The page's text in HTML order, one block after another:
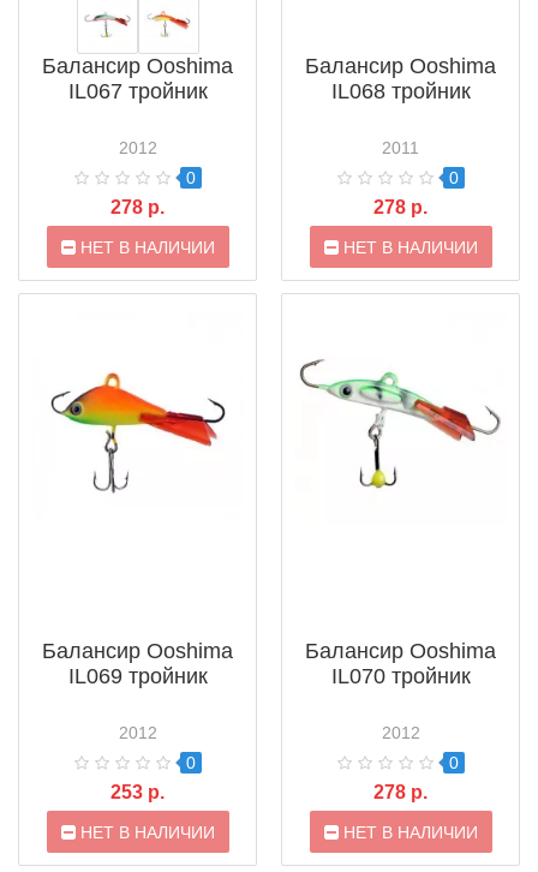
Балансир Ooshima
IL067 тройник
2012
0
278 р.
НЕТ В НАЛИЧИИ
Балансир Ooshima
IL068 тройник
2011
0
278 р.
НЕТ В НАЛИЧИИ
Балансир Ooshima
IL069 тройник
2012
0
253 р.
НЕТ В НАЛИЧИИ
Балансир Ooshima
IL070 тройник
2012
0
278 р.
НЕТ В НАЛИЧИИ